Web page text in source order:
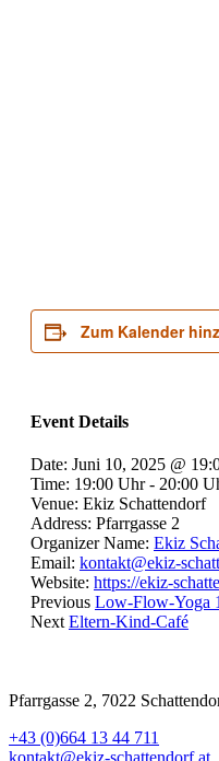
Zum Kalender
Event Details
Date: Juni 10, 2025 @
Time: 19:00 Uhr - 20:00
Venue: Ekiz Schattendorf
Address: Pfarrgasse 2
Organizer Name: Ekiz
Email: kontakt@ekiz-
Website: https://ekiz-
Previous Low-Flow-Yoga 1
Next Eltern-Kind-Café
Pfarrgasse 2, 7022
+43 (0)664 13 44 711
kontakt@ekiz-schattendorf.at